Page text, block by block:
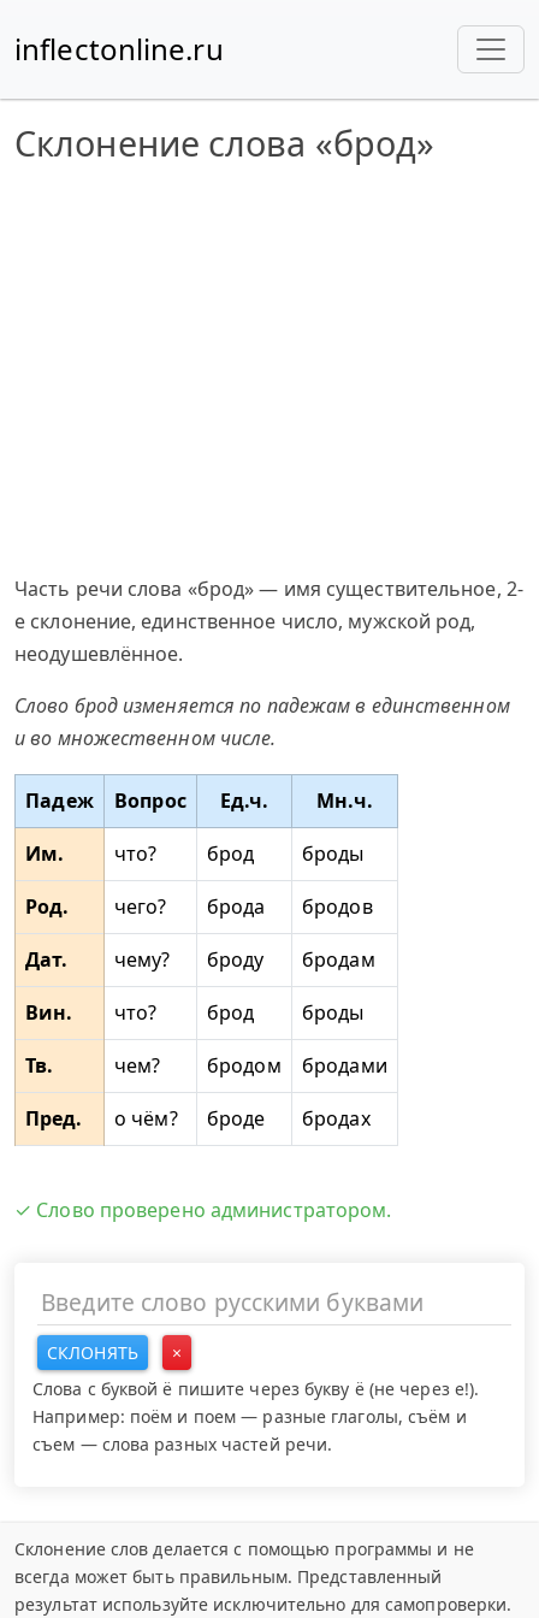
inflectonline.ru
Склонение слова «брод»
Часть речи слова «брод» — имя существительное, 2-
е склонение, единственное число, мужской род,
неодушевлённое.
Слово брод изменяется по падежам в единственном
и во множественном числе.
Падеж Вопрос Ед.ч.
Мн.ч.
Им.
что? брод
броды
Род.
чего? брода
бродов
Дат.
чему? броду
бродам
Вин.
что? брод
броды
Тв.
чем? бродом
бродами
Пред.
о чём? броде бродах
✓ Слово проверено администратором.
СКЛОНЯТЬ
×
Слова с буквой ё пишите через букву ё (не через е!).
Например: поём и поем — разные глаголы, съём и
съем — слова разных частей речи.
Склонение слов делается с помощью программы и не
всегда может быть правильным. Представленный
результат используйте исключительно для самопроверки.